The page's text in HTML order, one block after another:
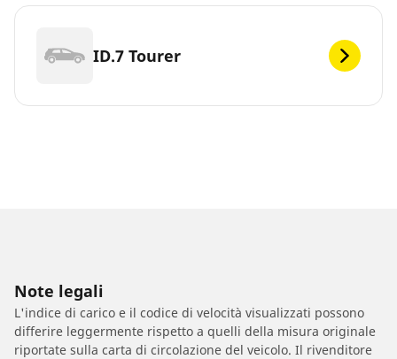
ID.7 Tourer
Note legali
L'indice di carico e il codice di velocità visualizzati possono
differire leggermente rispetto a quelli della misura originale
riportate sulla carta di circolazione del veicolo. Il rivenditore